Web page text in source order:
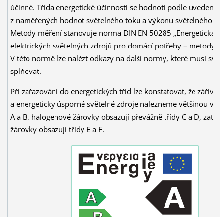
účinné. Třída energetické účinnosti se hodnotí podle uvedené
z naměřených hodnot světelného toku a výkonu světelného
Metody měření stanovuje norma DIN EN 50285 „Energetická
elektrických světelných zdrojů pro domácí potřeby – metody
V této normě lze nalézt odkazy na další normy, které musí
splňovat.
Při zařazování do energetických tříd lze konstatovat, že
a energeticky úsporné světelné zdroje nalezneme většinou
A a B, halogenové žárovky obsazují převážně třídy C a D,
žárovky obsazují třídy E a F.